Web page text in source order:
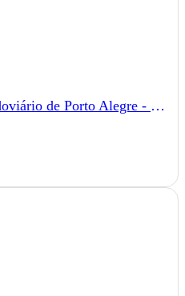
Terminal Rodoviário de Porto Alegre - Porto Alegre - RS